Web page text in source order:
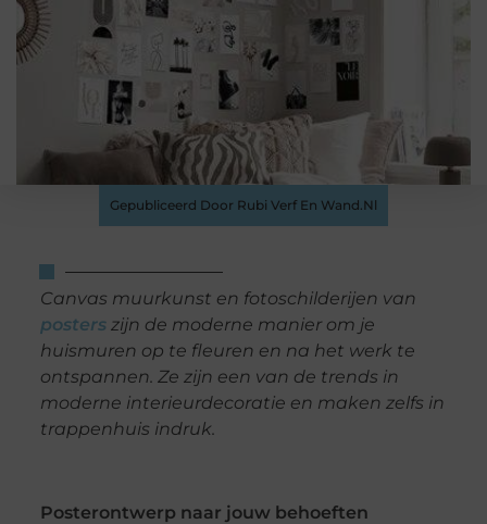
Gepubliceerd Door Rubi Verf En Wand.nl
Canvas muurkunst en fotoschilderijen van
posterszijn de moderne manier om je
huismuren op te fleuren en na het werk te
ontspannen. Ze zijn een van de trends in
moderne interieurdecoratie en maken zelfs in
trappenhuis indruk.
Posterontwerp naar jouw behoeften